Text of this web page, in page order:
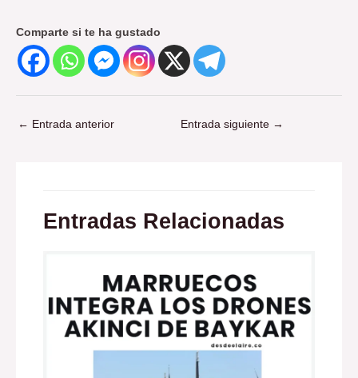
Comparte si te ha gustado
← Entrada anterior Entrada siguiente →
Entradas Relacionadas